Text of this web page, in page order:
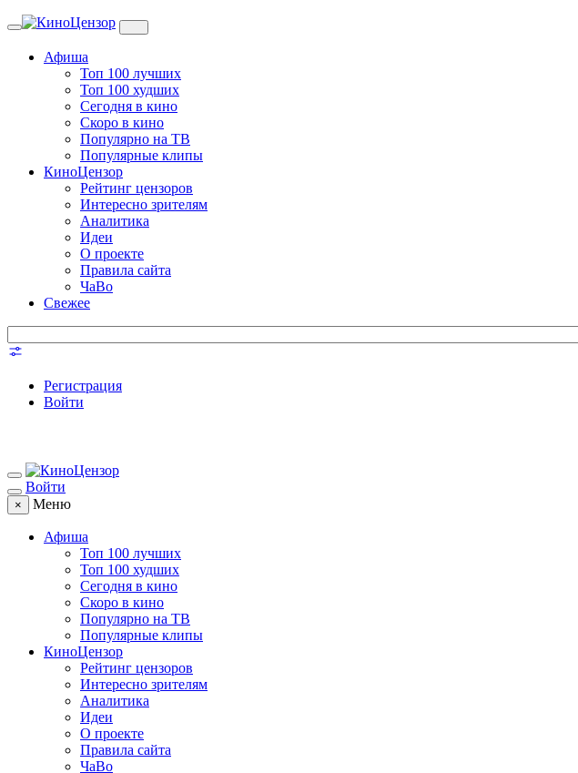
Toggle
Афиша
Топ 100 лучших
Топ 100 худших
Сегодня в кино
Скоро в кино
Популярно на ТВ
Популярные клипы
КиноЦензор
Рейтинг цензоров
Интересно зрителям
Аналитика
Идеи
О проекте
Правила сайта
ЧаВо
Свежее
Регистрация
Войти
Войти
× Меню
Афиша
Топ 100 лучших
Топ 100 худших
Сегодня в кино
Скоро в кино
Популярно на ТВ
Популярные клипы
КиноЦензор
Рейтинг цензоров
Интересно зрителям
Аналитика
Идеи
О проекте
Правила сайта
ЧаВо